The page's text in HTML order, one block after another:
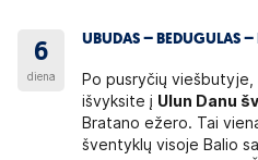
6
diena
UBUDAS – BEDUGULAS
Po pusryčių
išvyksite į Ulun Danu
Bratano ežero. Tai
šventyklų visoje Balio